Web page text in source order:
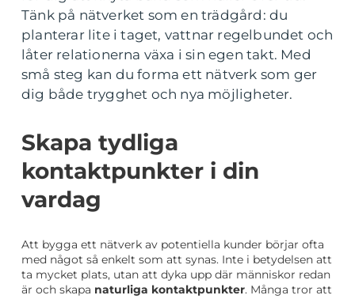
Tänk på nätverket som en trädgård: du
planterar lite i taget, vattnar regelbundet och
låter relationerna växa i sin egen takt. Med
små steg kan du forma ett nätverk som ger
dig både trygghet och nya möjligheter.
Skapa tydliga
kontaktpunkter i din
vardag
Att bygga ett nätverk av potentiella kunder börjar ofta
med något så enkelt som att synas. Inte i betydelsen att
ta mycket plats, utan att dyka upp där människor redan
är och skapa naturliga kontaktpunkter. Många tror att